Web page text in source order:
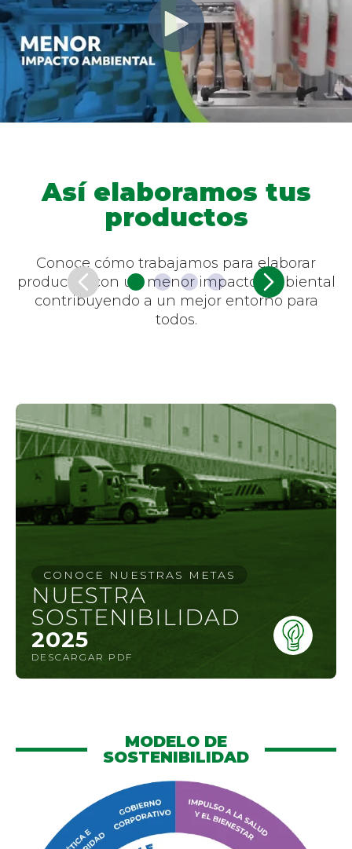
Así elaboramos tus
productos
Conoce cómo trabajamos para elaborar
productos con un menor impacto ambiental
contribuyendo a un mejor entorno para
todos.
CONOCE NUESTRAS METAS
NUESTRA
SOSTENIBILIDAD
2025
DESCARGAR PDF
MODELO DE
SOSTENIBILIDAD